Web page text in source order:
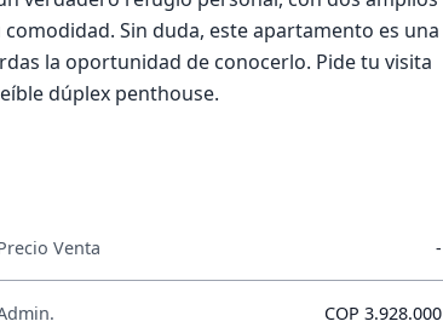
Sin duda, este apartamento es una
la oportunidad de conocerlo. Pide tu visita
dúplex penthouse.
Venta -
COP 3.928.000